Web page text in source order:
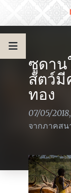
ซูดาน
สัตว์มี
ทอง
07/05/2018,
จากภาคสน